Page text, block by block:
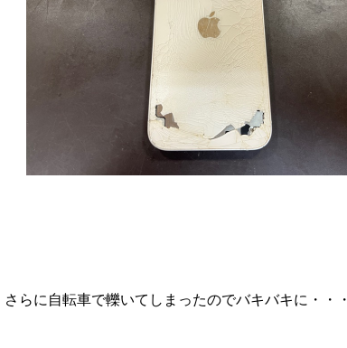
らに自転車で轢いてしまったのでバキバキに・・・